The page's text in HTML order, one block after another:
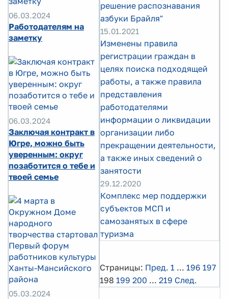
06.03.2024
Работодателям на
заметку
06.03.2024
Заключая контракт в
Югре, можно быть
уверенным: округ
позаботится о тебе и
твоей семье
05.03.2024
решение распознавания
азбуки Брайля"
15.01.2021
Изменены правила
регистрации граждан в
целях поиска подходящей
работы, а также правила
представления
работодателями
информации о ликвидации
организации либо
прекращении деятельности,
а также иных сведений о
занятости
29.12.2020
Комплекс мер поддержки
субъектов МСП и
самозанятых в сфере
туризма
Страницы: Пред. 1 ... 196 197
198 199 200 ... 219 След.